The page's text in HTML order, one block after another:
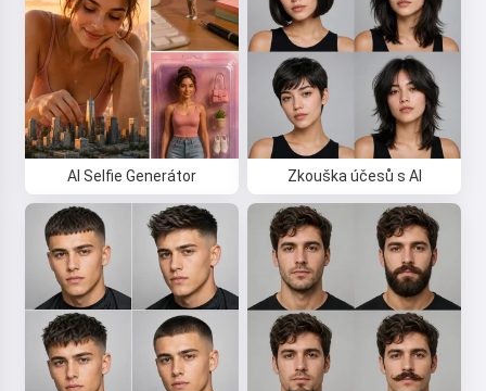
AI Selfie Generátor Zkouška účesů s AI